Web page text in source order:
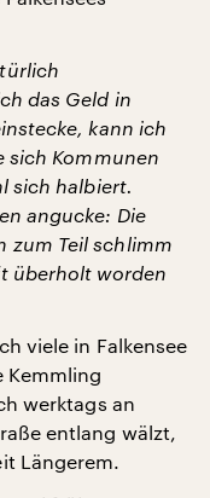
das Geld in
kann ich
sich Kommunen
sich halbiert.
angucke: Die
zum Teil schlimm
überholt worden
viele in Falkensee
Kemmling
werktags an
entlang wälzt,
Längerem.